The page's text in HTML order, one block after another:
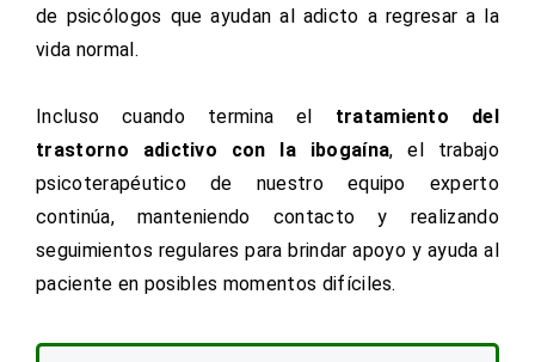
de psicólogos que ayudan al adicto a regresar a la
vida normal.
Incluso cuando termina el tratamiento del
trastorno adictivo con la ibogaína, el trabajo
psicoterapéutico de nuestro equipo experto
continúa, manteniendo contacto y realizando
seguimientos regulares para brindar apoyo y ayuda al
paciente en posibles momentos difíciles.